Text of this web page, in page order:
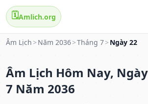
🗓️Amlich.org
Âm Lịch > Năm 2036>Tháng 7> Ngày 22
Âm Lịch Hôm Nay,
7 Năm 2036